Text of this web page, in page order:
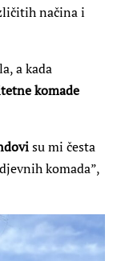
načina i
a kada
komade
su mi česta
komada”,